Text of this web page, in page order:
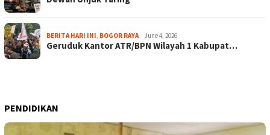
BERITA HARI INI, BOGOR RAYA June 4, 2026
Geruduk Kantor ATR/BPN Wilayah 1 Kabupat…
PENDIDIKAN